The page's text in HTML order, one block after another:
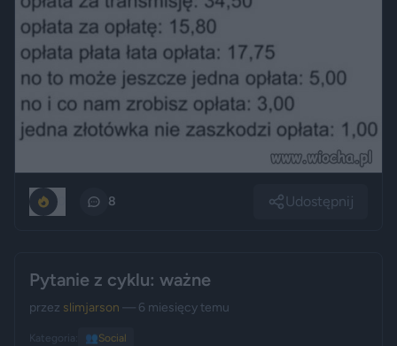
8 Udostępnij
Pytanie z cyklu: ważne
przez slimjarson — 6 miesięcy temu
Kategoria: 👥Social